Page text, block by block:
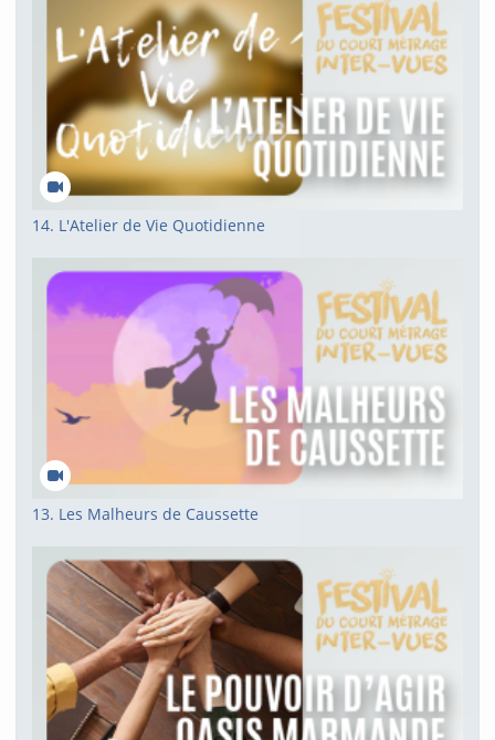
14. L'Atelier de Vie Quotidienne
13. Les Malheurs de Caussette